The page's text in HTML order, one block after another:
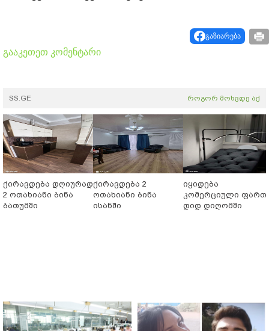
გაზიარება
გააკეთეთ კომენტარი
SS.GE როგორ მოხვდე აქ
ქირავდება დღიურად
2 ოთახიანი ბინა
ბათუმში
ქირავდება 2
ოთახიანი ბინა
ისანში
იყიდება
კომერციული
დიდ დიღომში